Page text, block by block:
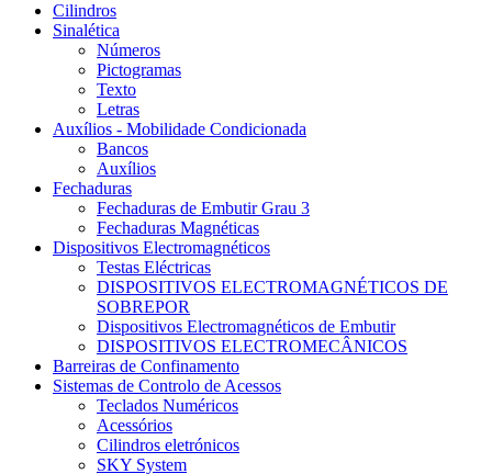
Cilindros
Sinalética
Números
Pictogramas
Texto
Letras
Auxílios - Mobilidade Condicionada
Bancos
Auxílios
Fechaduras
Fechaduras de Embutir Grau 3
Fechaduras Magnéticas
Dispositivos Electromagnéticos
Testas Eléctricas
DISPOSITIVOS ELECTROMAGNÉTICOS DE
SOBREPOR
Dispositivos Electromagnéticos de Embutir
DISPOSITIVOS ELECTROMECÂNICOS
Barreiras de Confinamento
Sistemas de Controlo de Acessos
Teclados Numéricos
Acessórios
Cilindros eletrónicos
SKY System